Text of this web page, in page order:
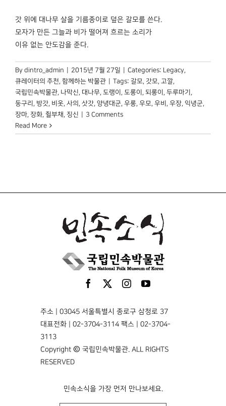
갓 위에 대나무 살을 기름종이로 덮은 갈모를 쓴다.
모자가 만든 그늘과 비가 떨어져 흐르는 소리가
이유 없는 안도감을 준다.
By dintro_admin 2015년 7월 27일 Categories: Legacy,
큐레이터의 추천, 함께하는 박물관 Tags: 갈모, 갓모, 고깔,
국립민속박물관, 나막신, 대나무, 도랭이 , 도롱이 , 되롱이 , 두루마기 ,
둥구리 , 방갓, 비옷, 사의 , 삿갓, 양녕대군, 우롱, 우모, 우비 , 우장, 익녕군,
장마, 장화, 쥘부채 , 징신
3 Comments
Read More
주소 | 03045 서울특별시 종로구 삼청로 37
대표전화 | 02-3704-3114 팩스 | 02-3704-
3113
Copyright © 국립민속박물관. ALL RIGHTS
RESERVED
민속소식을 가장 먼저 만나보세요.